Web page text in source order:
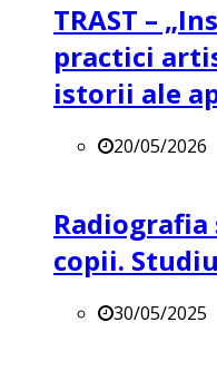
TRAST –
practici
istorii ale
20/05/2026
copii. Studiu
30/05/2025